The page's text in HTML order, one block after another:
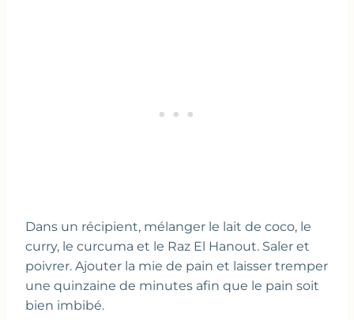
Dans un récipient, mélanger le lait de coco, le
curry, le curcuma et le Raz El Hanout. Saler et
poivrer. Ajouter la mie de pain et laisser tremper
une quinzaine de minutes afin que le pain soit
bien imbibé.